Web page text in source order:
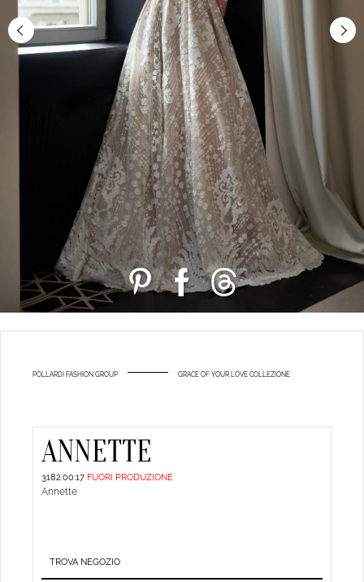
POLLARDI FASHION GROUP GRACE OF YOUR LOVE COLLEZIONE
ANNETTE
3182.00.17 FUORI PRODUZIONE
Annette
TROVA NEGOZIO